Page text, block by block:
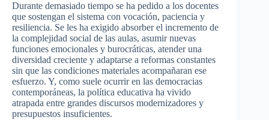
Durante demasiado tiempo se ha pedido a los docentes
que sostengan el sistema con vocación, paciencia y
resiliencia. Se les ha exigido absorber el incremento de
la complejidad social de las aulas, asumir nuevas
funciones emocionales y burocráticas, atender una
diversidad creciente y adaptarse a reformas constantes
sin que las condiciones materiales acompañaran ese
esfuerzo. Y, como suele ocurrir en las democracias
contemporáneas, la política educativa ha vivido
atrapada entre grandes discursos modernizadores y
presupuestos insuficientes.